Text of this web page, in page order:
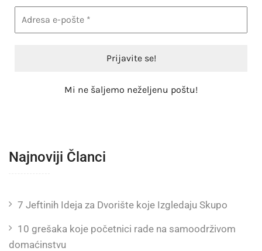
Mi ne šaljemo neželjenu poštu!
Najnoviji Članci
7 Jeftinih Ideja za Dvorište koje Izgledaju Skupo
10 grešaka koje početnici rade na samoodrživom
domaćinstvu